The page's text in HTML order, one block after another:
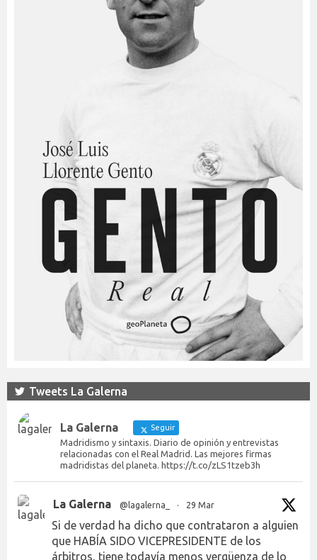
Tweets La Galerna
La Galerna Seguir
Madridismo y sintaxis. Diario de opinión y entrevistas
relacionadas con el Real Madrid. Las mejores firmas
madridistas del planeta. https://t.co/zLS1tzeb3h
La Galerna @lagalerna_ · 29 Mar
Si de verdad ha dicho que contrataron a alguien
que HABÍA SIDO VICEPRESIDENTE de los
árbitros, tiene todavía menos vergüenza de lo